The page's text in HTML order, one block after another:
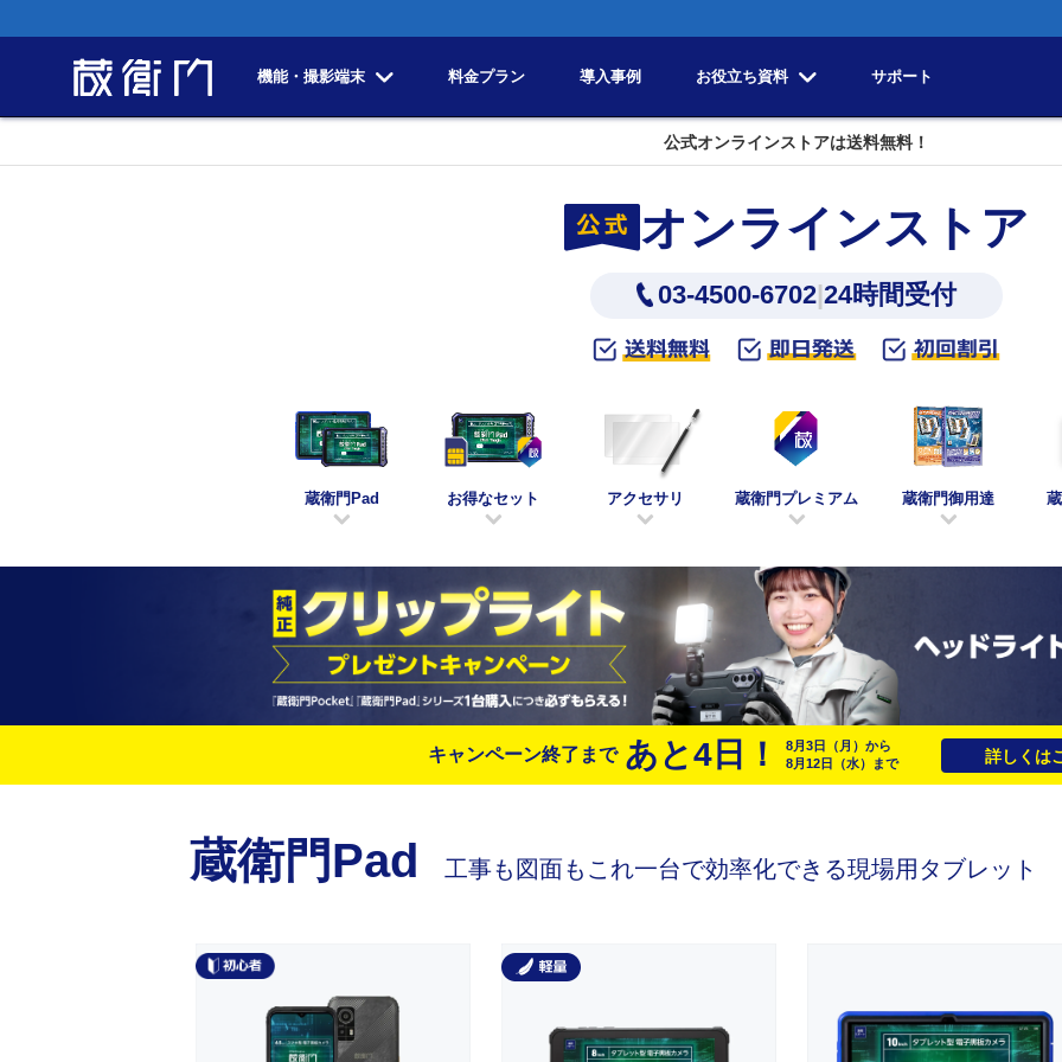
機能・撮影端末 料金プラン 導入事例 お役立ち資料 サポート
公式オンラインストアは送料無料！
オンラインストア
03-4500-6702| 24時間受付
蔵衛門Pad お得なセット アクセサリ 蔵衛門プレミアム 蔵衛門御用達
キャンペーン終了まで あと4日！ 8月3日 （月） から
8月12日
（水） まで 詳しくは
蔵衛門Pad 工事も図面もこれ一台で効率化できる現場用タブレット